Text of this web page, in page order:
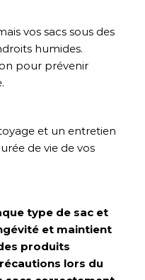
vos sacs sous des
humides.
pour prévenir
et un entretien
de vie de vos
type de sac et
et maintient
produits
lors du